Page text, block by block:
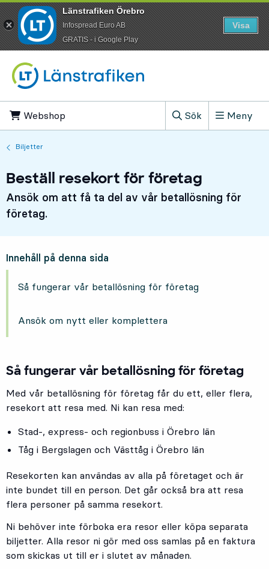
Webshop
Sök
, Visa sökfältet
Meny
Biljetter
Beställ resekort för företag
Ansök om att få ta del av vår betallösning för
företag.
Innehåll på denna sida
Så fungerar vår betallösning för företag
Ansök om nytt eller komplettera
Så fungerar vår betallösning för företag
Med vår betallösning för företag får du ett, eller flera,
resekort att resa med. Ni kan resa med:
Stad-, express- och regionbuss i Örebro län
Tåg i Bergslagen och Västtåg i Örebro län
Resekorten kan användas av alla på företaget och är
inte bundet till en person. Det går också bra att resa
flera personer på samma resekort.
Ni behöver inte förboka era resor eller köpa separata
biljetter. Alla resor ni gör med oss samlas på en faktura
som skickas ut till er i slutet av månaden.
Länstrafiken Örebro
Infospread Euro AB
​GRATIS - i Google Play
Visa